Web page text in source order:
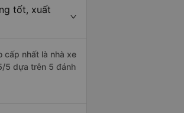
tốt, xuất
cấp nhất là nhà xe
5 dựa trên 5 đánh